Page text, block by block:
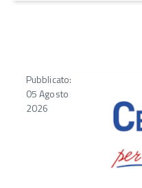
Pubblicato:
05 Agosto
2026